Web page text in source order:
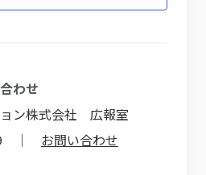
わせ
ン株式会社 広報室
｜ お問い合わせ